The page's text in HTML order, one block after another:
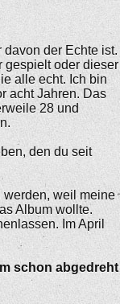
der Echte ist.
gespielt oder dieser
alle echt. Ich bin
acht Jahren. Das
28 und
den du seit
werden, weil meine
Album wollte.
Im April
schon abgedreht